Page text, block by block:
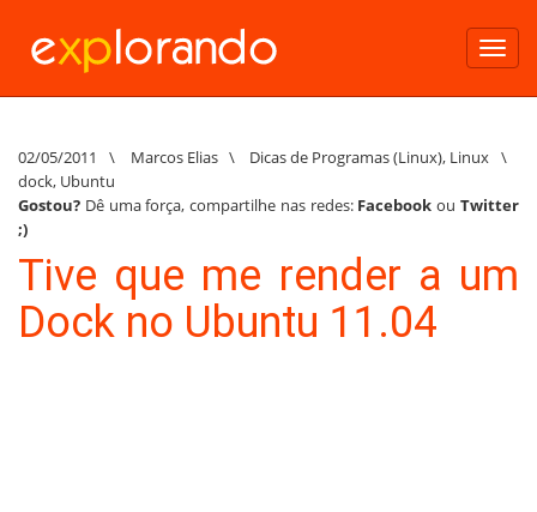
02/05/2011 \ Marcos Elias \ Dicas de Programas (Linux), Linux \
dock, Ubuntu
Gostou? Dê uma força, compartilhe nas redes: Facebook ouTwitter
;)
Tive que me render a um
Dock no Ubuntu 11.04